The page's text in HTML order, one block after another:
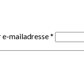
e-mailadresse*